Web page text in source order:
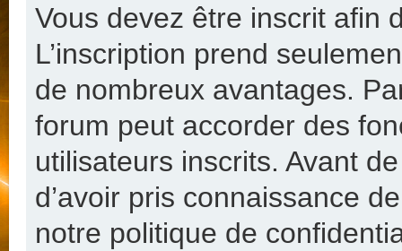
Vous devez être inscrit afin
L’inscription prend
de nombreux avantages.
forum peut accorder des
utilisateurs inscrits. Avant
d’avoir pris connaissance
notre politique de